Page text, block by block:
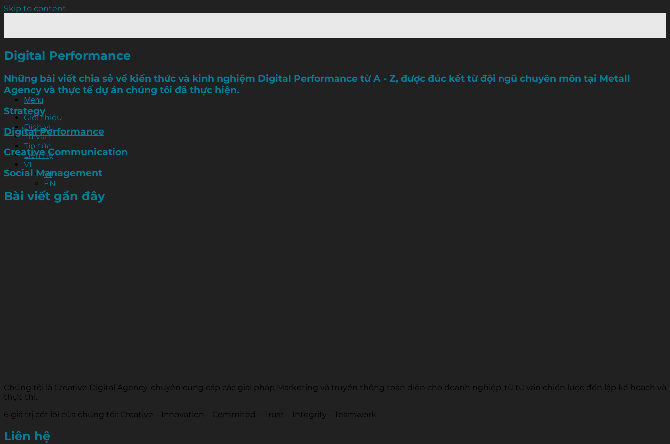
Skip to content
Menu
Giới thiệu
Dịch vụ
Tư vấn
Tin tức
Liên hệ
VI
VI
EN
Digital Performance
Những bài viết chia sẻ về kiến thức và kinh nghiệm Digital Performance từ A - Z, được đúc kết từ đội ngũ chuyên môn tại Metall
Agency và thực tế dự án chúng tôi đã thực hiện.
Strategy
Digital Performance
Creative Communication
Social Management
Bài viết gần đây
Chúng tôi là Creative Digital Agency, chuyên cung cấp các giải pháp Marketing và truyền thông toàn diện cho doanh nghiệp, từ tư vấn chiến lược đến lập kế hoạch và
thực thi.
6 giá trị cốt lõi của chúng tôi: Creative – Innovation – Commited – Trust – Integrity – Teamwork.
Liên hệ